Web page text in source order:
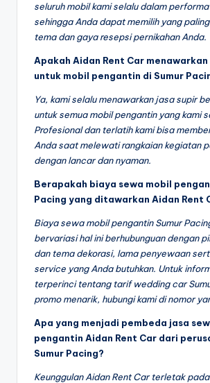
seluruh mobil kami selalu dalam
sehingga Anda dapat memilih yang
tema dan gaya resepsi pernikahan Anda.
Apakah Aidan Rent Car
untuk mobil pengantin di Sumur
Ya, kami selalu menawarkan jasa supir
untuk semua mobil pengantin yang kami
Profesional dan terlatih kami bisa
Anda saat melewati rangkaian kegiatan
dengan lancar dan nyaman.
Berapakah biaya sewa mobil
Pacing yang ditawarkan Aidan Rent
Biaya sewa mobil pengantin Sumur
bervariasi hal ini berhubunguan dengan
dan tema dekorasi, lama penyewaan
service yang Anda butuhkan. Untuk
terperinci tentang tarif wedding car
promo menarik, hubungi kami di nomor
Apa yang menjadi pembeda jasa
pengantin Aidan Rent Car dari
Sumur Pacing?
Keunggulan Aidan Rent Car terletak